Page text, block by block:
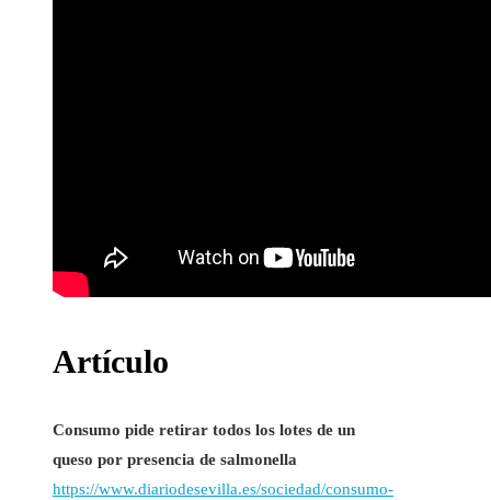
Artículo
Consumo pide retirar todos los lotes de un
queso por presencia de salmonella
https://www.diariodesevilla.es/sociedad/consumo-